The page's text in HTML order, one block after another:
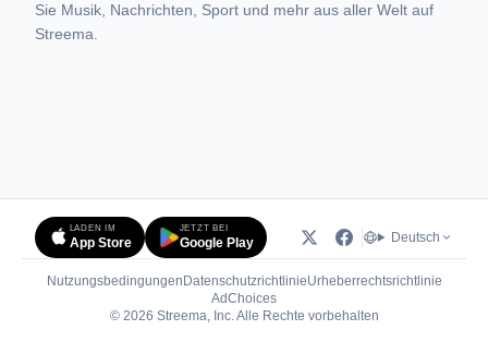
Sie Musik, Nachrichten, Sport und mehr aus aller Welt auf
Streema.
LADEN IM
App Store
JETZT BEI
Google Play Deutsch
Nutzungsbedingungen DatenschutzrichtlinieUrheberrechtsrichtlinie
AdChoices(öffnet in neuem Tab)
© 2026 Streema, Inc. Alle Rechte vorbehalten